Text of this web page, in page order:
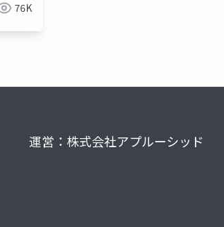
76K
運営：株式会社アプルーシッド